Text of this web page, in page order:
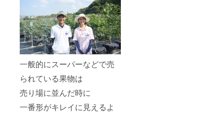
一般的にスーパーなどで売
られている果物は
売り場に並んだ時に
一番形がキレイに見えるよ